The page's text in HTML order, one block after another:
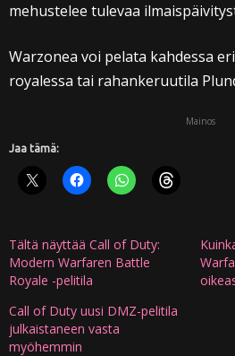
mehustelee tulevaa
Warzonea voi pelata kahdessa
royalessa tai rahankeruutila
Mainos
Jaa tämä:
Tältä näyttää Call of Duty:
Modern Warfaren Battle
Royale -pelitila
Call of Duty uusi DMZ-pelitila
julkaistaneen vasta
myöhemmin